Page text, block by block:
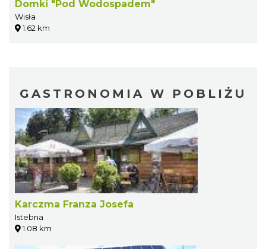
Domki "Pod Wodospadem"
Wisła
1.62 km
GASTRONOMIA W POBLIŻU
Karczma Franza Josefa
Istebna
1.08 km